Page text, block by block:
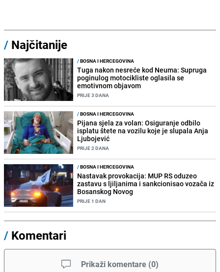
/ Najčitanije
/BOSNA I HERCEGOVINA
Tuga nakon nesreće kod Neuma: Supruga
poginulog motocikliste oglasila se
emotivnom objavom
PRIJE 3 DANA
/BOSNA I HERCEGOVINA
Pijana sjela za volan: Osiguranje odbilo
isplatu štete na vozilu koje je slupala Anja
Ljubojević
PRIJE 2 DANA
/BOSNA I HERCEGOVINA
Nastavak provokacija: MUP RS oduzeo
zastavu s ljiljanima i sankcionisao vozača iz
Bosanskog Novog
PRIJE 1 DAN
/ Komentari
Prikaži komentare (0)